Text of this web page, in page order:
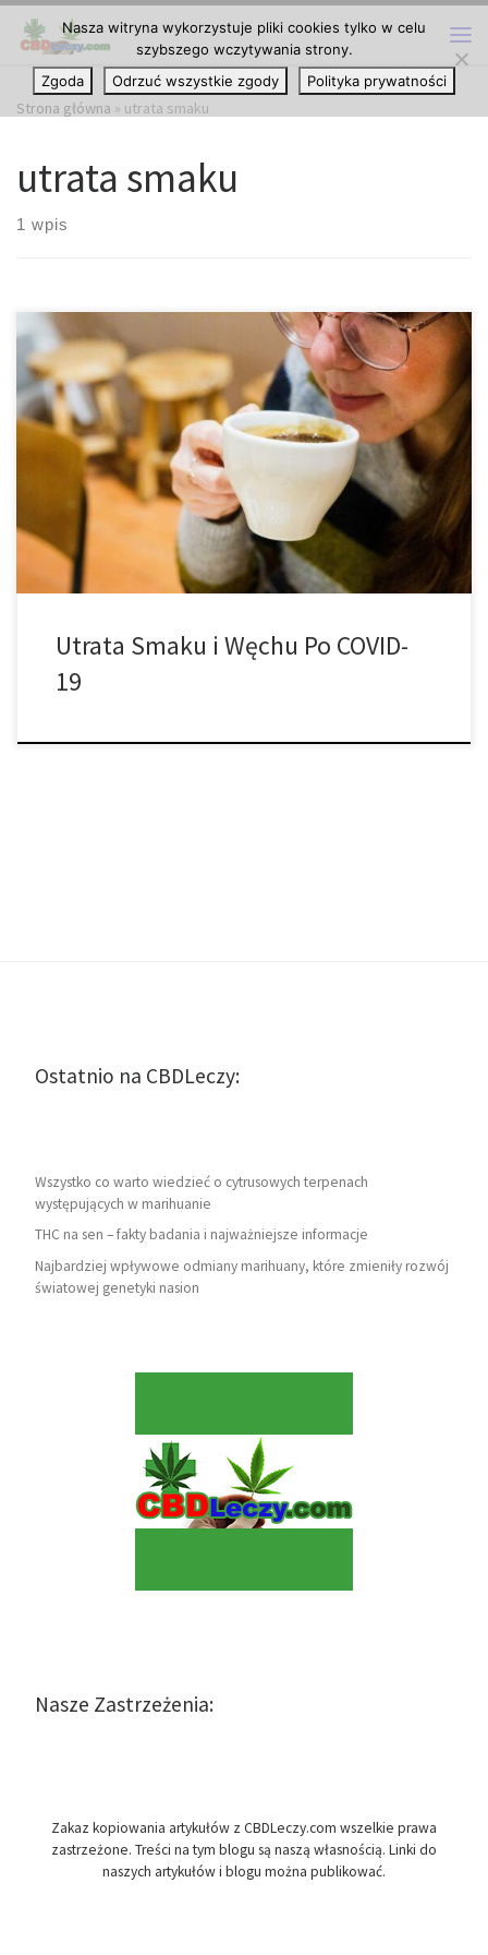
Przejdź do treści
Strona główna » utrata smaku
utrata smaku
1 wpis
Jak długo trwa utrata smaku i węchu po przebyciu wirusa COVID-
19? Wiele osób, które cierpiały na COVID-19, doświadczyło utraty
zapachu i smaku. Oto, co wiedzą na ten temat eksperci oraz jak
długo może to potrwać. Objawy COVID-19 i powrót do zdrowia
różnią się znacznie w zależności od osoby. Podczas gdy […]
Utrata Smaku i Węchu Po COVID-
19
Ostatnio na CBDLeczy:
Wszystko co warto wiedzieć o cytrusowych terpenach
występujących w marihuanie
THC na sen – fakty badania i najważniejsze informacje
Najbardziej wpływowe odmiany marihuany, które zmieniły rozwój
światowej genetyki nasion
Nasze Zastrzeżenia:
Zakaz kopiowania artykułów z CBDLeczy.com wszelkie prawa
zastrzeżone. Treści na tym blogu są naszą własnością. Linki do
naszych artykułów i blogu można publikować.
Nasza witryna wykorzystuje pliki cookies tylko w celu
szybszego wczytywania strony.
Zgoda
Odrzuć wszystkie zgody Polityka prywatności